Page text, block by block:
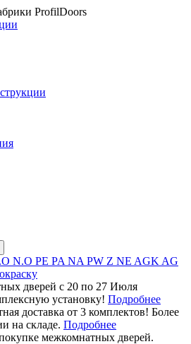
ProfilDoors
N.O PE PA NA PW Z NE AGK AG
дверей c 20 по 27 Июля
установку! Подробнее
доставка от 3 комплектов! Более
на складе. Подробнее
межкомнатных дверей.